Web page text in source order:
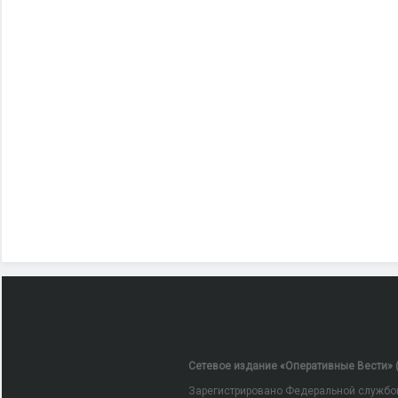
Сетевое издание «Оперативные Вести»
Зарегистрировано Федеральной